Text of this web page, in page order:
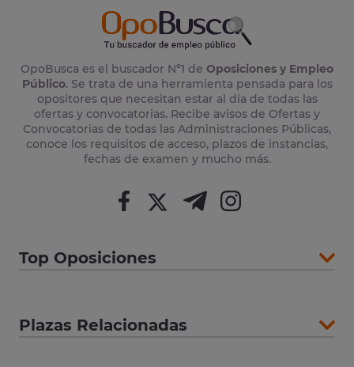
OpoBusca es el buscador Nº1 de Oposiciones y Empleo
Público. Se trata de una herramienta pensada para los
opositores que necesitan estar al día de todas las
ofertas y convocatorias. Recibe avisos de Ofertas y
Convocatorias de todas las Administraciones Públicas,
conoce los requisitos de acceso, plazos de instancias,
fechas de examen y mucho más.
Top Oposiciones
Plazas Relacionadas